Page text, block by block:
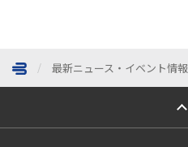
最新ニュース・イベント情報
ページトップへ